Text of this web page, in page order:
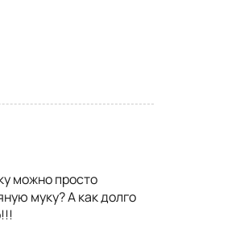
можно просто
муку? А как долго